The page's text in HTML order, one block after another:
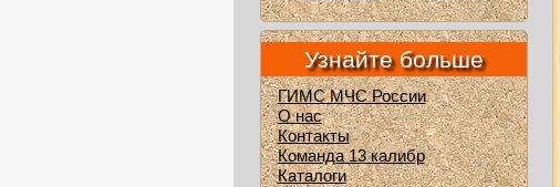
Узнайте больше
ГИМС МЧС России
О нас
Контакты
Команда 13 калибр
Каталоги